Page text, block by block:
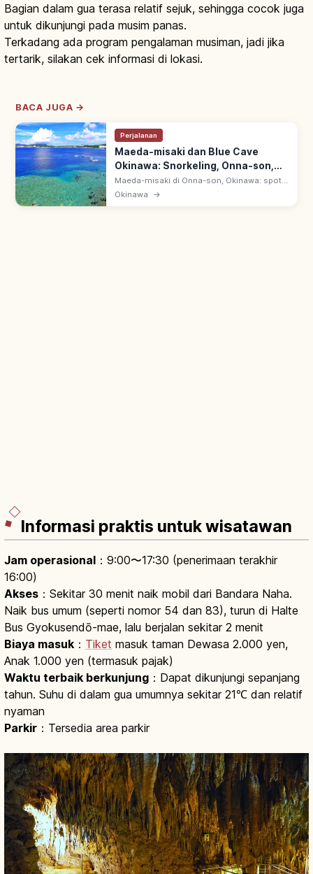
Bagian dalam gua terasa relatif sejuk, sehingga cocok juga
untuk dikunjungi pada musim panas.
Terkadang ada program pengalaman musiman, jadi jika
tertarik, silakan cek informasi di lokasi.
BACA JUGA →
Perjalanan
Maeda-misaki dan Blue Cave
Okinawa: Snorkeling, Onna-son,
Tips Berkunjung
Maeda-misaki di Onna-son, Okinawa: spot
snorkeling & diving terbaik. Ao no Dokutsu
Okinawa →
Informasi praktis untuk wisatawan
Jam operasional ：9:00〜17:30 (penerimaan terakhir
16:00)
Akses ：Sekitar 30 menit naik mobil dari Bandara Naha.
Naik bus umum (seperti nomor 54 dan 83), turun di Halte
Bus Gyokusendō-mae, lalu berjalan sekitar 2 menit
Biaya masuk ： Tiket masuk taman Dewasa 2.000 yen,
Anak 1.000 yen (termasuk pajak)
Waktu terbaik berkunjung ：Dapat dikunjungi sepanjang
tahun. Suhu di dalam gua umumnya sekitar 21℃ dan relatif
nyaman
Parkir ：Tersedia area parkir